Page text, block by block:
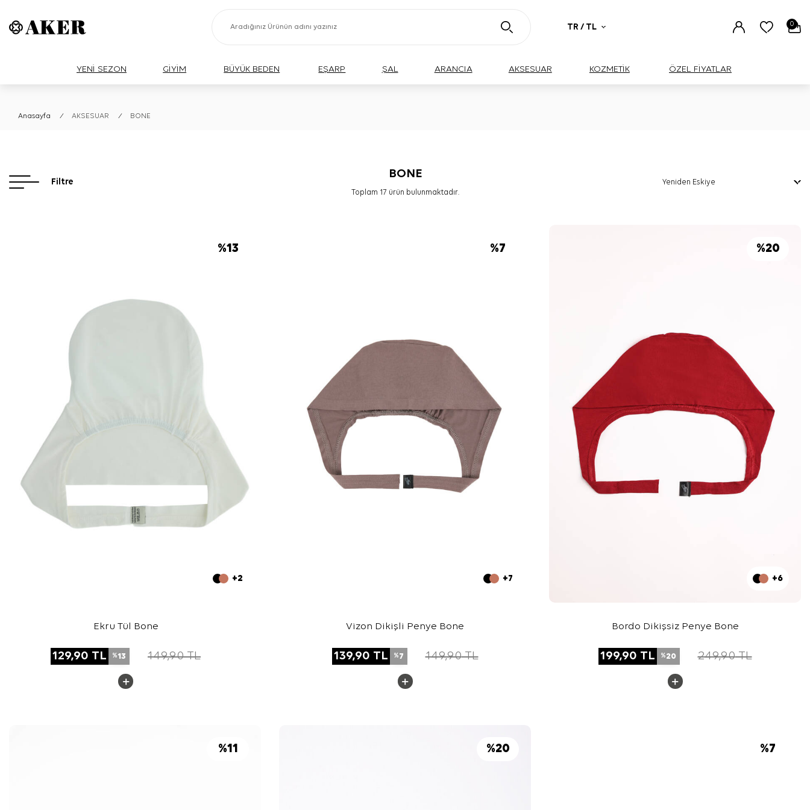
TR / TL 0
YENİ SEZON GİYİM BÜYÜK BEDEN EŞARP ŞAL ARANCIA AKSESUAR KOZMETİK ÖZEL FİYATLAR
Anasayfa / AKSESUAR / BONE
Filtre
BONE
Toplam 17 ürün bulunmaktadır.
%13
+2
Ekru Tül Bone
129,90 TL %13 149,90TL
%7
+7
Vizon Dikişli Penye Bone
139,90 TL %7 149,90TL
%20
+6
Bordo Dikişsiz Penye Bone
199,90 TL %20 249,90TL
%11 %20 %7